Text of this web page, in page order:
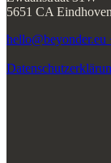
5651 CA Eindhoven
hello@beyonder.eu